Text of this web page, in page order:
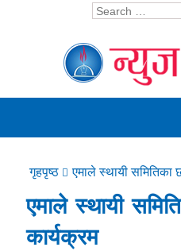
गृहपृष्ठ एमाले स्थायी
एमाले स्थायी
कार्यक्रम